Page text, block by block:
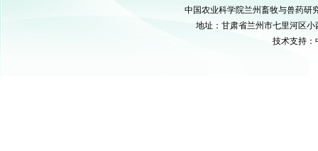
中国农业科学院兰州畜牧与兽药研
地址：甘肃省兰州市七里河区小
技术支持